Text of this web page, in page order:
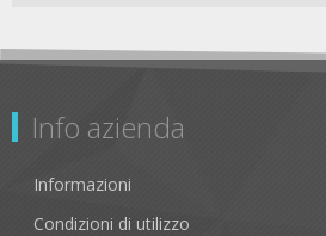
Info azienda
Informazioni
Condizioni di utilizzo